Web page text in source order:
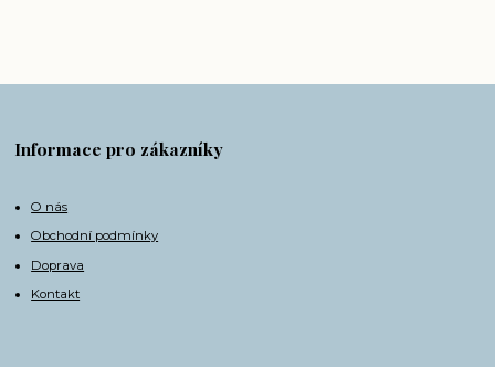
Informace pro zákazníky
O nás
Obchodní podmínky
Doprava
Kontakt